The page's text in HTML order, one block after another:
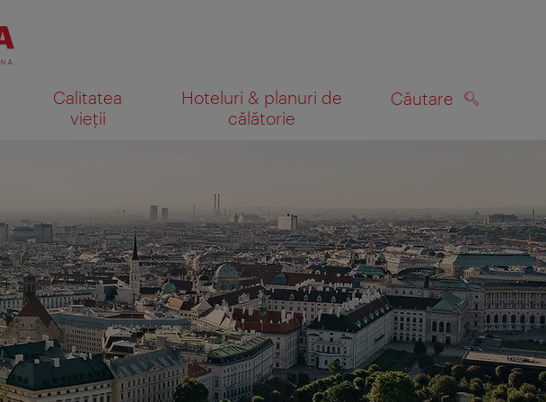
Calitatea
vieții
Hoteluri & planuri de
călătorie
Căutare